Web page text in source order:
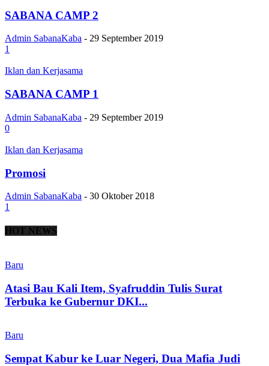
SABANA CAMP 2
Admin SabanaKaba - 29 September 2019
1
Iklan dan Kerjasama
SABANA CAMP 1
Admin SabanaKaba - 29 September 2019
0
Iklan dan Kerjasama
Promosi
Admin SabanaKaba - 30 Oktober 2018
1
HOT NEWS
Baru
Atasi Bau Kali Item, Syafruddin Tulis Surat
Terbuka ke Gubernur DKI...
Baru
Sempat Kabur ke Luar Negeri, Dua Mafia Judi